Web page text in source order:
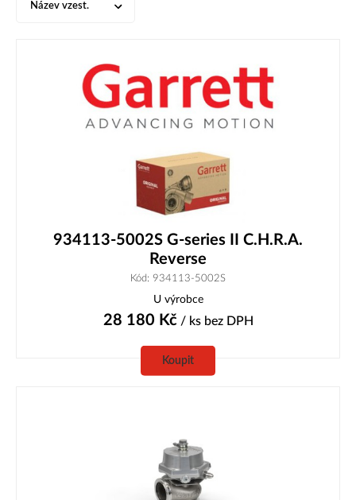
Název vzest.
934113-5002S G-series II C.H.R.A.
Reverse
Kód: 934113-5002S
U výrobce
28 180 Kč/ ks bez DPH
Koupit